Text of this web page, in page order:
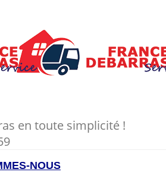
en toute simplicité !
NOUS